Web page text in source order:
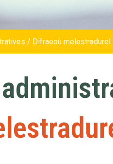
/ Difraeoù melestradurel